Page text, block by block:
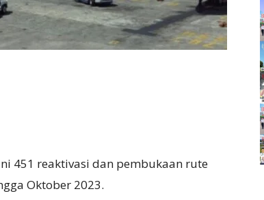
451 reaktivasi dan pembukaan rute
Oktober 2023.